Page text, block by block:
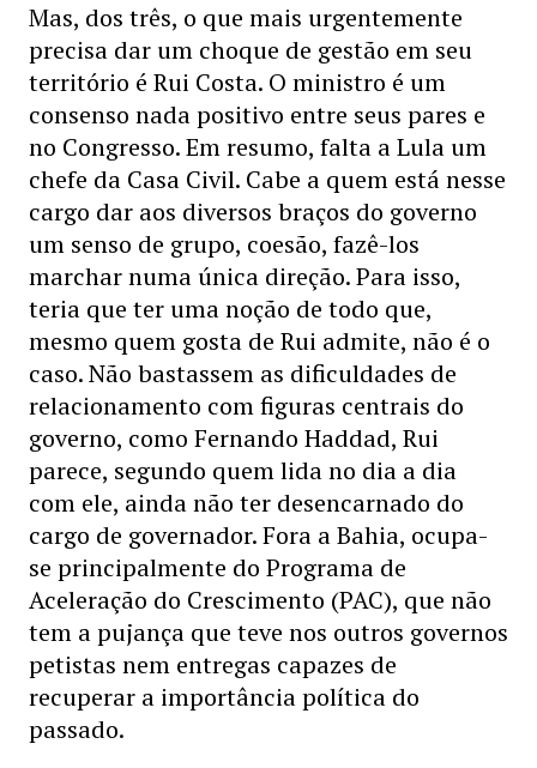
Mas, dos três, o que mais urgentemente
precisa dar um choque de gestão em seu
território é Rui Costa. O ministro é um
consenso nada positivo entre seus pares e
no Congresso. Em resumo, falta a Lula um
chefe da Casa Civil. Cabe a quem está nesse
cargo dar aos diversos braços do governo
um senso de grupo, coesão, fazê-los
marchar numa única direção. Para isso,
teria que ter uma noção de todo que,
mesmo quem gosta de Rui admite, não é o
caso. Não bastassem as dificuldades de
relacionamento com figuras centrais do
governo, como Fernando Haddad, Rui
parece, segundo quem lida no dia a dia
com ele, ainda não ter desencarnado do
cargo de governador. Fora a Bahia, ocupa-
se principalmente do Programa de
Aceleração do Crescimento (PAC), que não
tem a pujança que teve nos outros governos
petistas nem entregas capazes de
recuperar a importância política do
passado.